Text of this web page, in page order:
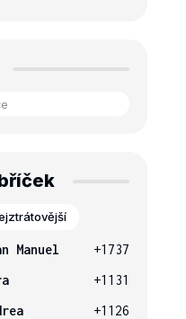
Manuel
+1737
+1131
+1126